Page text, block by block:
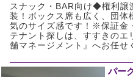
スナック・BAR向け◆権利譲
装！ボックス席も広く、団
気のサイズ感です！※保証金
テナント探しは、すすきの
舗マネージメント』へお任せ
パー